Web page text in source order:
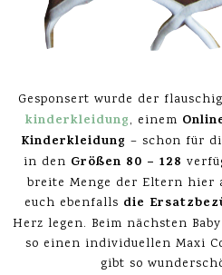
Gesponsert wurde der
kinderkleidung, einem
Kinderkleidung – schon für
in den Größen 80 – 128
breite Menge der Eltern hier
euch ebenfalls die
Herz legen. Beim nächsten
so einen individuellen Maxi
gibt so